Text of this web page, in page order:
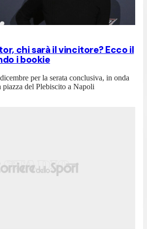
chi sarà il vincitore? Ecco il
i bookie
per la serata conclusiva, in onda
piazza del Plebiscito a Napoli